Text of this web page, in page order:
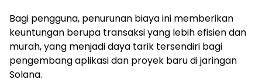
Bagi pengguna, penurunan biaya ini memberikan
keuntungan berupa transaksi yang lebih efisien dan
murah, yang menjadi daya tarik tersendiri bagi
pengembang aplikasi dan proyek baru di jaringan
Solana.